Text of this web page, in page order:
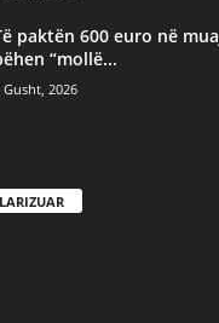
paktën 600 euro në
“mollë...
Gusht, 2026